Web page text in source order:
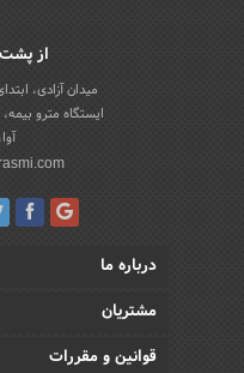
از پشت
میدان آزادی،
ایستگاه مترو
درباره ما
مشتریان
قوانین و مقررات